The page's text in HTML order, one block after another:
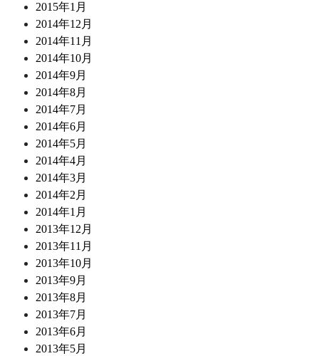
2015年1月
2014年12月
2014年11月
2014年10月
2014年9月
2014年8月
2014年7月
2014年6月
2014年5月
2014年4月
2014年3月
2014年2月
2014年1月
2013年12月
2013年11月
2013年10月
2013年9月
2013年8月
2013年7月
2013年6月
2013年5月